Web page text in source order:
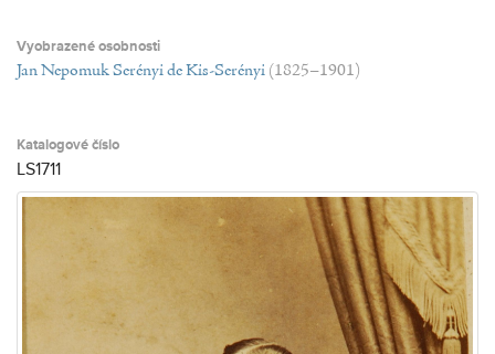
Vyobrazené osobnosti
Jan Nepomuk Serényi de Kis-Serényi (1825–1901)
Katalogové číslo
LS1711